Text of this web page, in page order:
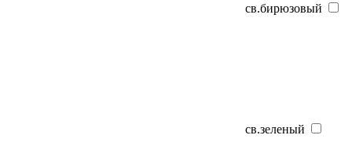
св.бирюзовый
св.зеленый